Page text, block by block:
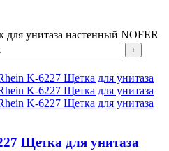
для унитаза настенный NOFER
Щетка для унитаза